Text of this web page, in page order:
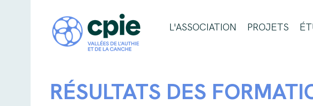
L'ASSOCIATION PROJETS
RÉSULTATS DES